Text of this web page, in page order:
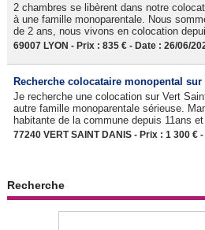
2 chambres se libèrent dans notre
à une famille monoparentale. Nous
de 2 ans, nous vivons en colocation
69007 LYON - Prix : 835 € - Date : 26/06/
Recherche colocataire monopental sur
Je recherche une colocation sur Vert
autre famille monoparentale sérieuse.
habitante de la commune depuis 11ans
77240 VERT SAINT DANIS - Prix : 1 300 €
Recherche